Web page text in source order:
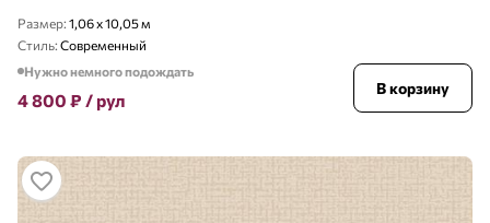
Размер: 1,06 x 10,05 м
Стиль: Современный
Нужно немного подождать
4 800 ₽ / рул
В корзину